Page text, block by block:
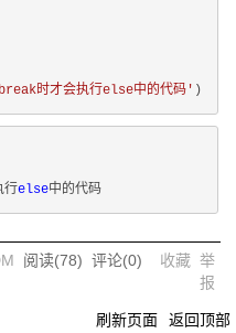
时才会执行else中的代码'
行else中的代码
阅读(78) 评论(0) 收藏 举
报
刷新页面 返回顶部